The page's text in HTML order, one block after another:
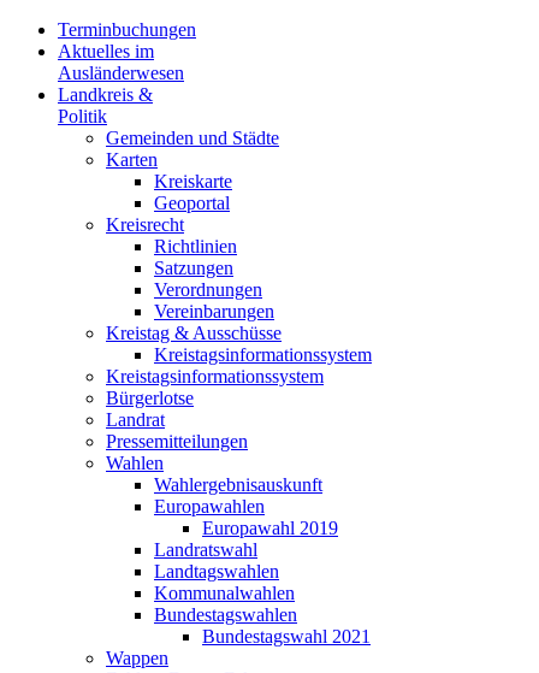
Terminbuchungen
Aktuelles im
Ausländerwesen
Landkreis &
Politik
Gemeinden und Städte
Karten
Kreiskarte
Geoportal
Kreisrecht
Richtlinien
Satzungen
Verordnungen
Vereinbarungen
Kreistag & Ausschüsse
Kreistagsinformationssystem
Kreistagsinformationssystem
Bürgerlotse
Landrat
Pressemitteilungen
Wahlen
Wahlergebnisauskunft
Europawahlen
Europawahl 2019
Landratswahl
Landtagswahlen
Kommunalwahlen
Bundestagswahlen
Bundestagswahl 2021
Wappen